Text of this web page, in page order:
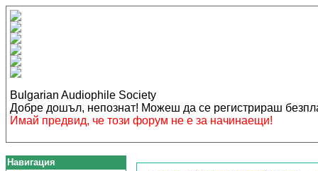
Bulgarian Audiophile Society
Добре дошъл, непознат! Можеш да се регистрираш
Имай предвид, че този форум не е за начинаещи!
Навигация